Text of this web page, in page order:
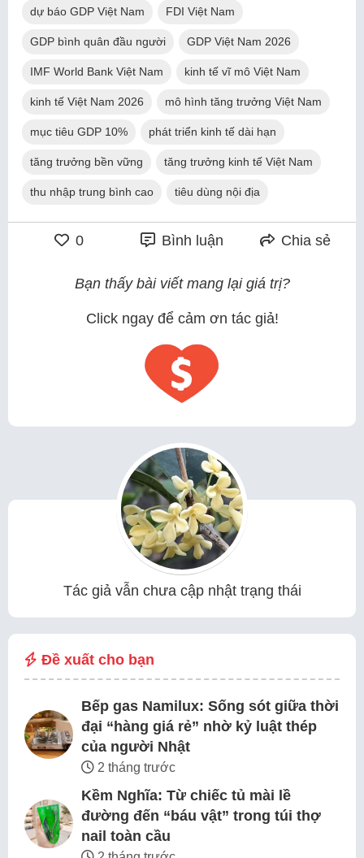
dự báo GDP Việt Nam FDI Việt Nam
GDP bình quân đầu người GDP Việt Nam 2026
IMF World Bank Việt Nam kinh tế vĩ mô Việt Nam
kinh tế Việt Nam 2026 mô hình tăng trưởng Việt Nam
mục tiêu GDP 10% phát triển kinh tế dài hạn
tăng trưởng bền vững tăng trưởng kinh tế Việt Nam
thu nhập trung bình cao tiêu dùng nội địa
0 Bình luận Chia sẻ
Bạn thấy bài viết mang lại giá trị?
Click ngay để cảm ơn tác giả!
Tác giả vẫn chưa cập nhật trạng thái
Đề xuất cho bạn
Bếp gas Namilux: Sống sót giữa thời
đại “hàng giá rẻ” nhờ kỷ luật thép
của người Nhật
2 tháng trước
Kềm Nghĩa: Từ chiếc tủ mài lề
đường đến “báu vật” trong túi thợ
nail toàn cầu